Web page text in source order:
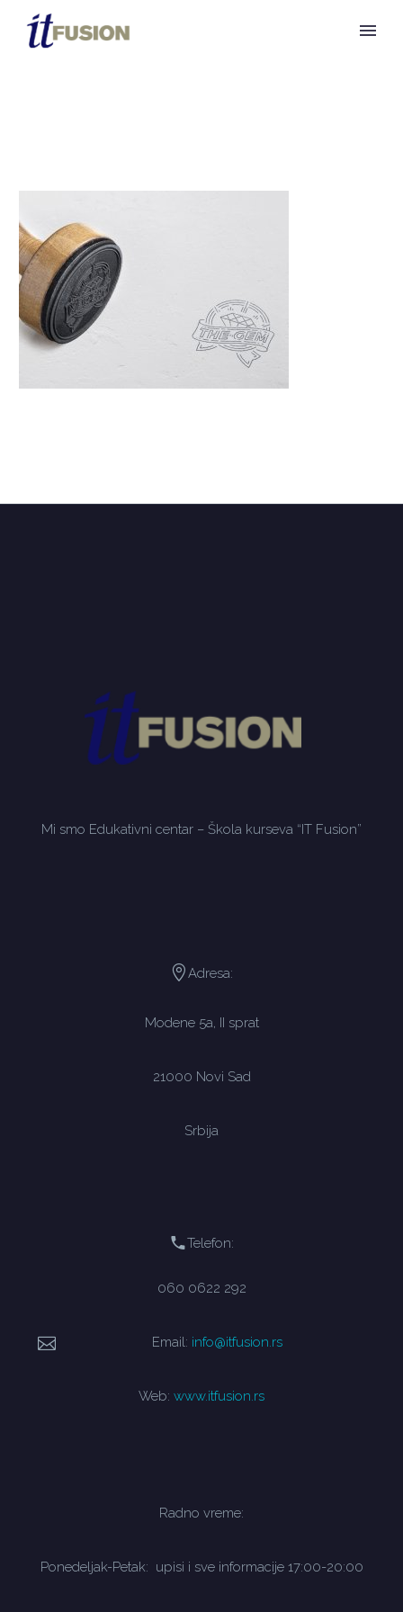
Mi smo Edukativni centar – Škola kurseva “IT Fusion”
Adresa:
Modene 5a, II sprat
21000 Novi Sad
Srbija
Telefon:
060 0622 292
Email: info@itfusion.rs
Web: www.itfusion.rs
Radno vreme:
Ponedeljak-Petak: upisi i sve informacije 17:00-20:00